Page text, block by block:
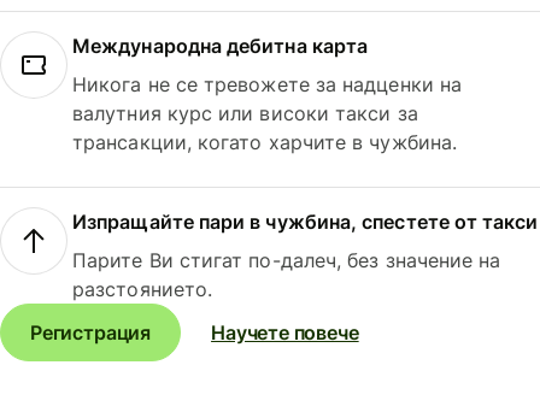
Международна дебитна карта
Никога не се тревожете за надценки на
валутния курс или високи такси за
трансакции, когато харчите в чужбина.
Изпращайте пари в чужбина, спестете от такси
Парите Ви стигат по-далеч, без значение на
разстоянието.
Регистрация
Научете повече